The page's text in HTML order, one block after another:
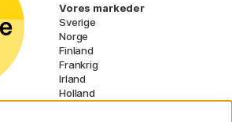
Vores markeder
Sverige
Norge
Finland
Frankrig
Irland
Holland